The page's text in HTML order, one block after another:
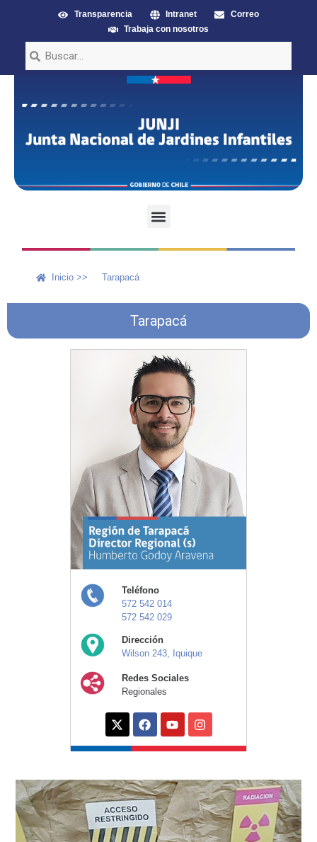
Transparencia Intranet
Correo
Trabaja con nosotros
Inicio >> Tarapacá
Tarapacá
Teléfono
572 542 014
572 542 029
Dirección
Wilson 243, Iquique
Redes Sociales
Regionales